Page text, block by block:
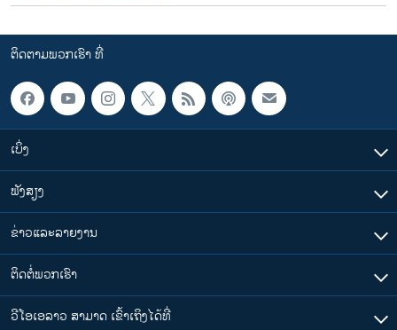
ຕິດຕາມພວກເຮົາ ທີ່
ເບິ່ງ
ຟັງສຽງ
ຂ່າວແລະລາຍງານ
ຕິດຕໍ່ພວກເຮົາ
ວີໂອເອລາວ ສາມາດ ເຂົ້າເຖິງໄດ້ທີ່